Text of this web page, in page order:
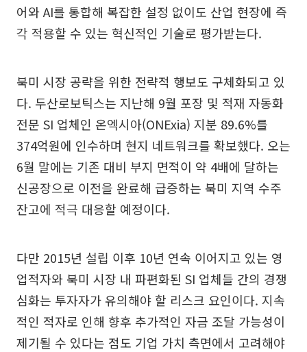
어와 AI를 통합해 복잡한 설정 없이도 산업 현장에 즉
각 적용할 수 있는 혁신적인 기술로 평가받는다.
북미 시장 공략을 위한 전략적 행보도 구체화되고 있
다. 두산로보틱스는 지난해 9월 포장 및 적재 자동화
전문 SI 업체인 온엑시아(ONExia) 지분 89.6%를
374억원에 인수하며 현지 네트워크를 확보했다. 오는
6월 말에는 기존 대비 부지 면적이 약 4배에 달하는
신공장으로 이전을 완료해 급증하는 북미 지역 수주
잔고에 적극 대응할 예정이다.
다만 2015년 설립 이후 10년 연속 이어지고 있는 영
업적자와 북미 시장 내 파편화된 SI 업체들 간의 경쟁
심화는 투자자가 유의해야 할 리스크 요인이다. 지속
적인 적자로 인해 향후 추가적인 자금 조달 가능성이
제기될 수 있다는 점도 기업 가치 측면에서 고려해야